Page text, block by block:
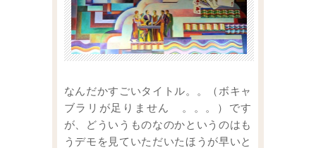
なんだかすごいタイトル。。（ボキャ
ブラリが足りません 。。。）です
が、どういうものなのかというのはも
うデモを見ていただいたほうが早いと